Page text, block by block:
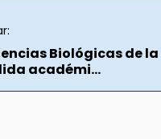
Biológicas de la
académi...